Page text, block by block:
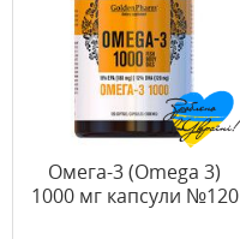
Омега-3 (Omega 3)
1000 мг капсули №120